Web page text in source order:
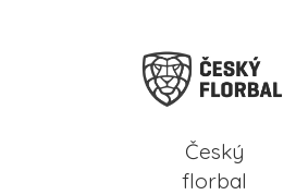
Český
florbal